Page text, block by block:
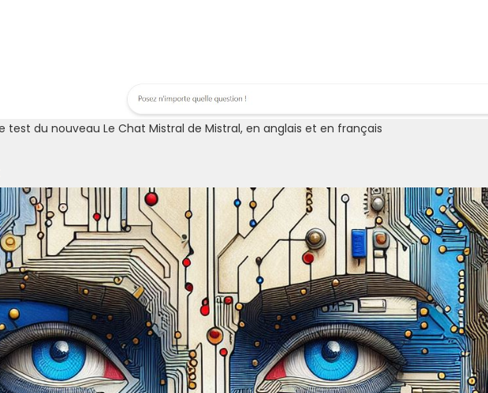
test du nouveau Le Chat Mistral de Mistral, en anglais et en français